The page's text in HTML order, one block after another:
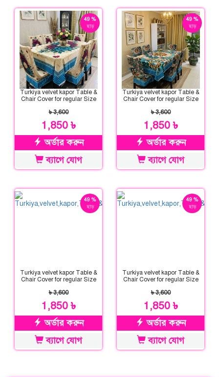
49 %
ছাড়
Turkiya velvet kapor Table &
Chair Cover for regular Size
৳ 3,600
1,850 ৳
অর্ডার করুন
ব্যাগে যোগ
49 %
ছাড়
Turkiya velvet kapor Table &
Chair Cover for regular Size
৳ 3,600
1,850 ৳
অর্ডার করুন
ব্যাগে যোগ
49 %
ছাড়
Turkiya velvet kapor Table &
Chair Cover for regular Size
৳ 3,600
1,850 ৳
অর্ডার করুন
ব্যাগে যোগ
49 %
ছাড়
Turkiya velvet kapor Table &
Chair Cover for regular Size
৳ 3,600
1,850 ৳
অর্ডার করুন
ব্যাগে যোগ